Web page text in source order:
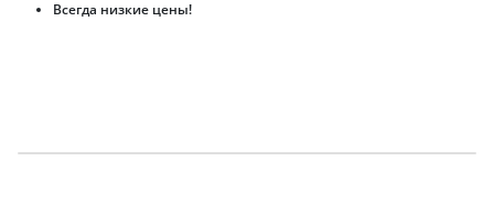
Всегда низкие цены!